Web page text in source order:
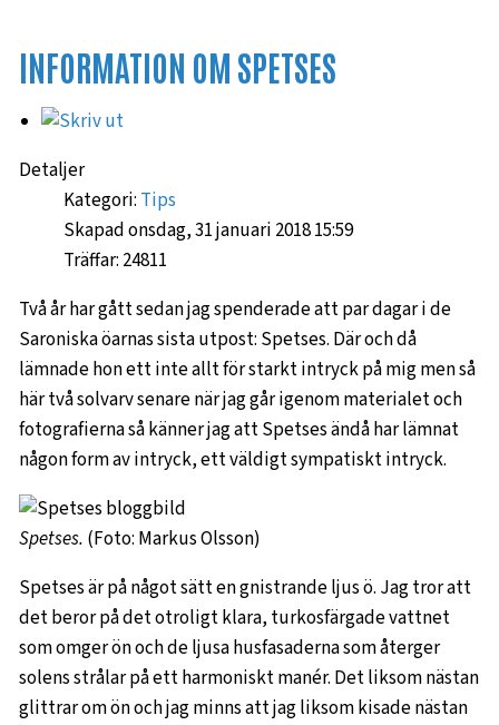
INFORMATION OM SPETSES
Detaljer
Kategori: Tips
Skapad onsdag, 31 januari 2018 15:59
Träffar: 24811
Två år har gått sedan jag spenderade att par dagar i de
Saroniska öarnas sista utpost: Spetses. Där och då
lämnade hon ett inte allt för starkt intryck på mig men så
här två solvarv senare när jag går igenom materialet och
fotografierna så känner jag att Spetses ändå har lämnat
någon form av intryck, ett väldigt sympatiskt intryck.
Spetses. (Foto: Markus Olsson)
Spetses är på något sätt en gnistrande ljus ö. Jag tror att
det beror på det otroligt klara, turkosfärgade vattnet
som omger ön och de ljusa husfasaderna som återger
solens strålar på ett harmoniskt manér. Det liksom nästan
glittrar om ön och jag minns att jag liksom kisade nästan